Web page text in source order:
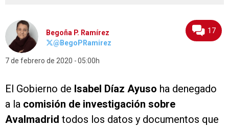
Begoña P. Ramírez
@BegoPRamirez
7 de febrero de 2020 05:00h
17
El Gobierno de Isabel Díaz Ayuso ha denegado
a la comisión de investigación sobre
Avalmadrid todos los datos y documentos que